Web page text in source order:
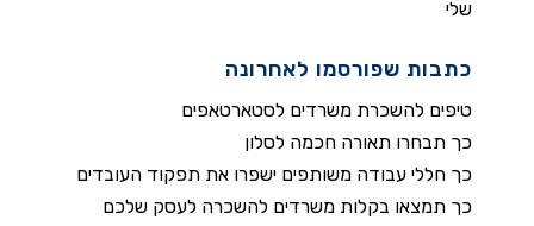
שלי
כתבות שפורסמו לאחרונה
טיפים להשכרת משרדים לסטארטאפים
כך תבחרו תאורה חכמה לסלון
כך חללי עבודה משותפים ישפרו את תפקוד העובדים
כך תמצאו בקלות משרדים להשכרה לעסק שלכם